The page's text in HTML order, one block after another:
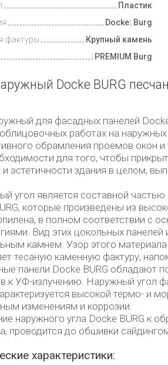
Пластик
Docke: Burg
фактуры
Крупный камень
PREMIUM Burg
Docke BURG
для фасадных панелей
работах на
обрамления проемов окон
для того, чтобы
и эстетичности здания в целом,
угол является составной
которые произведены из
в полном соответствии с
Вид этих цокольных
камнем. Узор этого
тесаную каменную фактуру,
панели Docke BURG обладают
к УФ-излучению. Наружный угол
высокой термо- и
изменениям и коррозии.
наружного угла Docke BURG к
проводится до обшивки
характеристики: